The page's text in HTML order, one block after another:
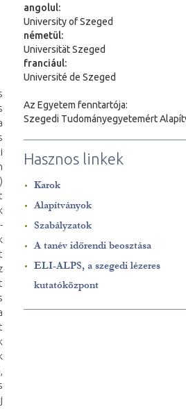
angolul:
University of Szeged
németül:
Universität Szeged
franciául:
Université de Szeged
Az Egyetem fenntartója:
Szegedi Tudományegyetemért
Hasznos linkek
Karok
Alapítványok
Szabályzatok
A tanév időrendi beosztása
ELI-ALPS, a szegedi lézeres
kutatóközpont